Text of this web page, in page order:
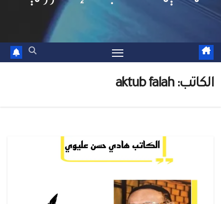
aktub falah